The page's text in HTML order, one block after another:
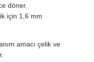
döner.
için 1,6 mm
amacı çelik ve